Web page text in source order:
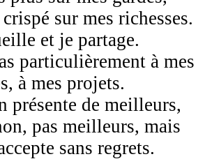
sur mes richesses.
et je partage.
particulièrement à mes
à mes projets.
présente de meilleurs,
pas meilleurs, mais
sans regrets.